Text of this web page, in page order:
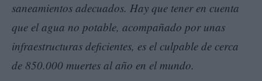
saneamientos adecuados. Hay que tener en cuenta
que el agua no potable, acompañado por unas
infraestructuras deficientes, es el culpable de cerca
de 850.000 muertes al año en el mundo.